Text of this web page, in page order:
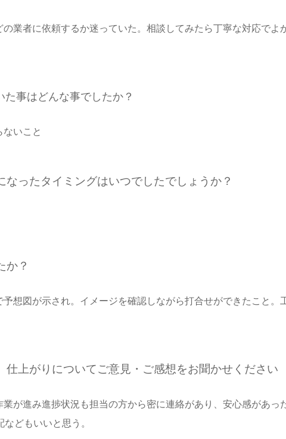
業者に依頼するか迷っていた。相談してみたら丁寧な対応でよ
事はどんな事でしたか？
いこと
ったタイミングはいつでしたでしょうか？
か？
想図が示され。イメージを確認しながら打合せができたこと。
上がりについてご意見・ご感想をお聞かせください
が進み進捗状況も担当の方から密に連絡があり、安心感があっ
どもいいと思う。